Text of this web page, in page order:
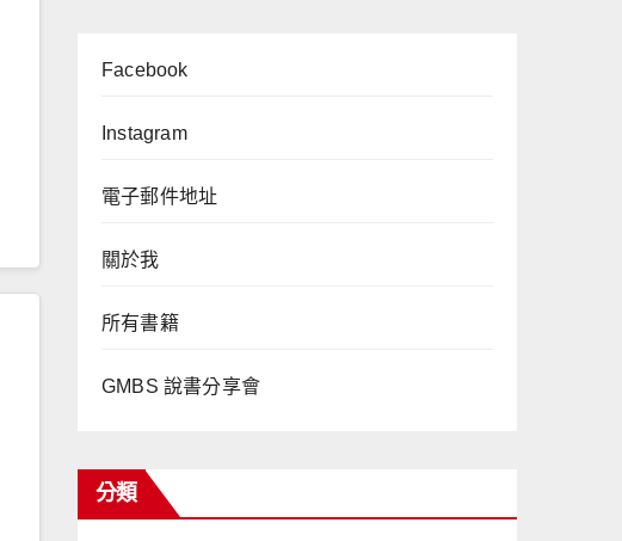
Facebook
Instagram
電子郵件地址
關於我
所有書籍
GMBS 說書分享會
分類